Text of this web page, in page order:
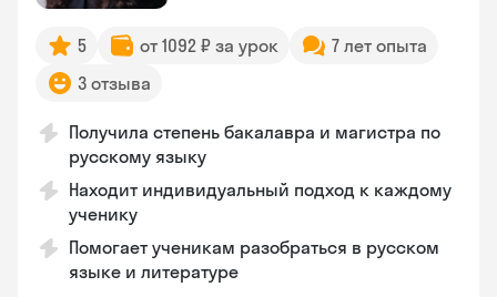
5 от 1092 ₽ за урок
7 лет опыта
3 отзыва
Получила степень бакалавра и магистра по
русскому языку
Находит индивидуальный подход к каждому
ученику
Помогает ученикам разобраться в русском
языке и литературе